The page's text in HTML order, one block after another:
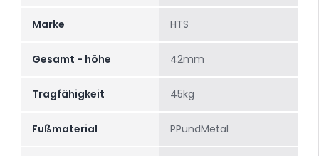
Marke HTS
Gesamt - höhe 42mm
Tragfähigkeit 45kg
Fußmaterial PPundMetal